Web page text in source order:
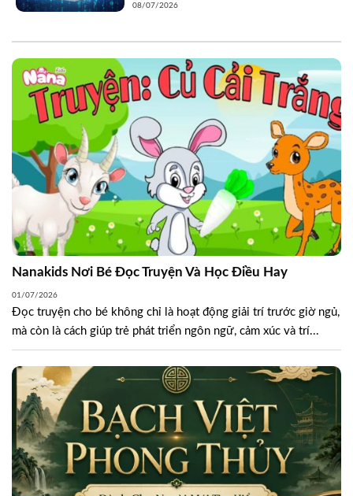
08/07/2026
Nanakids Nơi Bé Đọc Truyện Và Học Điều Hay
01/07/2026
Đọc truyện cho bé không chỉ là hoạt động giải trí trước giờ ngủ,
mà còn là cách giúp trẻ phát triển ngôn ngữ, cảm xúc và trí...